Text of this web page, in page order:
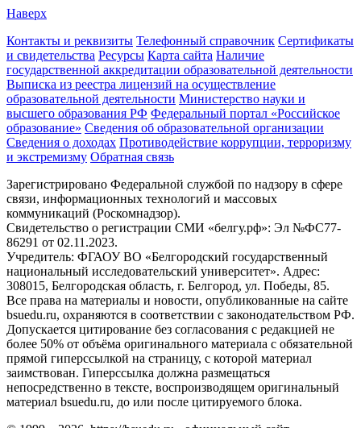
Наверх
Контакты и реквизиты Телефонный справочник Сертификаты
и свидетельства Ресурсы Карта сайта Наличие
государственной аккредитации образовательной деятельности
Выписка из реестра лицензий на осуществление
образовательной деятельности Министерствo науки и
высшего образования РФ Федеральный портал «Российское
образование» Сведения об образовательной организации
Сведения о доходах Противодействие коррупции, терроризму
и экстремизму Обратная связь
Зарегистрировано Федеральной службой по надзору в сфере
связи, информационных технологий и массовых
коммуникаций (Роскомнадзор).
Свидетельство о регистрации СМИ «белгу.рф»: Эл №ФС77-
86291 от 02.11.2023.
Учредитель: ФГАОУ ВО «Белгородский государственный
национальный исследовательский университет». Адрес:
308015, Белгородская область, г. Белгород, ул. Победы, 85.
Все права на материалы и новости, опубликованные на сайте
bsuedu.ru, охраняются в соответствии с законодательством РФ.
Допускается цитирование без согласования с редакцией не
более 50% от объёма оригинального материала с обязательной
прямой гиперссылкой на страницу, с которой материал
заимствован. Гиперссылка должна размещаться
непосредственно в тексте, воспроизводящем оригинальный
материал bsuedu.ru, до или после цитируемого блока.